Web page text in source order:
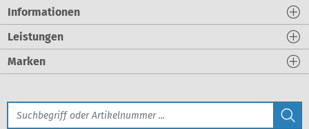
Informationen
Leistungen
Marken